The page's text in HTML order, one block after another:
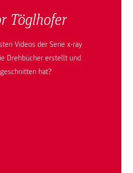
Töglhofer
Videos der Serie x-ray
Drehbücher erstellt und
hat?